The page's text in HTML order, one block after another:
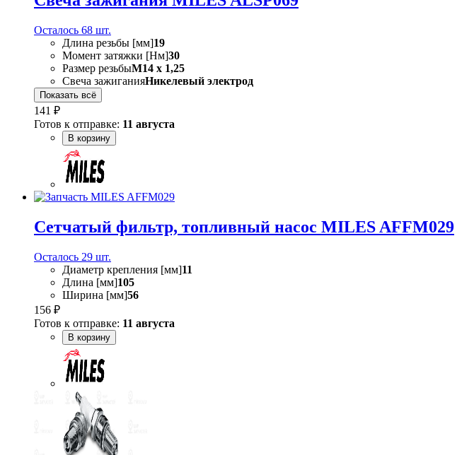
Осталось 68 шт.
Длина резьбы [мм]19
Момент затяжки [Нм]30
Размер резьбыM14 x 1,25
Свеча зажиганияНикелевый электрод
Показать всё
141 ₽
Готов к отправке: 11 августа
В корзину
Сетчатый фильтр, топливный насос MILES AFFM029
Осталось 29 шт.
Диаметр крепления [мм]11
Длина [мм]105
Ширина [мм]56
156 ₽
Готов к отправке: 11 августа
В корзину